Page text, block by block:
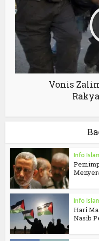
Vonis
Info
Info
Hari
Nasib